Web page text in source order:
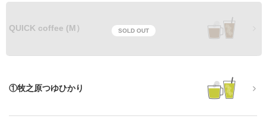
SOLD OUT
QUICK coffee (M）
①牧之原つゆひかり